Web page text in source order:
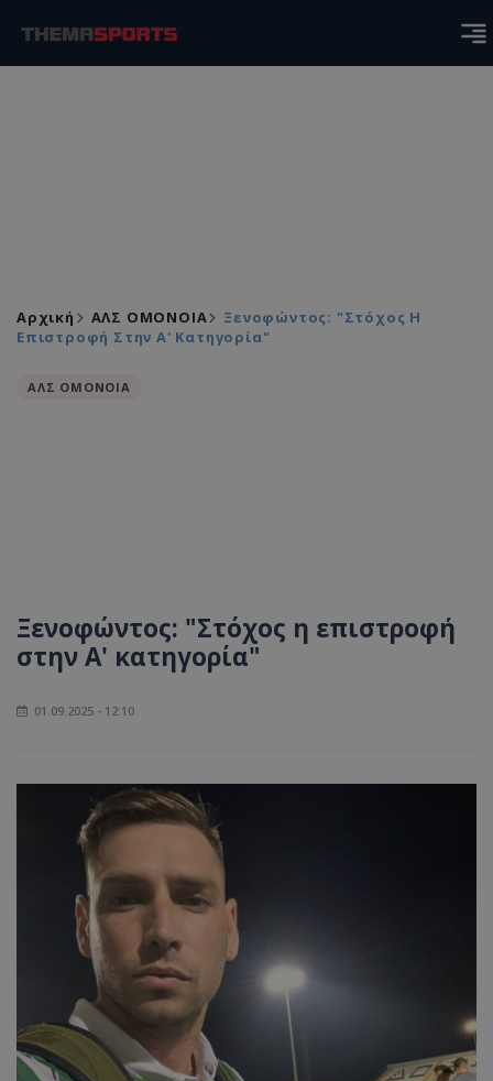
Αρχική ΑΛΣ ΟΜΟΝΟΙΑ
Ξενοφώντος: "Στόχος Η
Επιστροφή Στην Α' Κατηγορία"
ΑΛΣ ΟΜΟΝΟΙΑ
Ξενοφώντος: "Στόχος η επιστροφή
στην Α' κατηγορία"
01.09.2025 - 12:10